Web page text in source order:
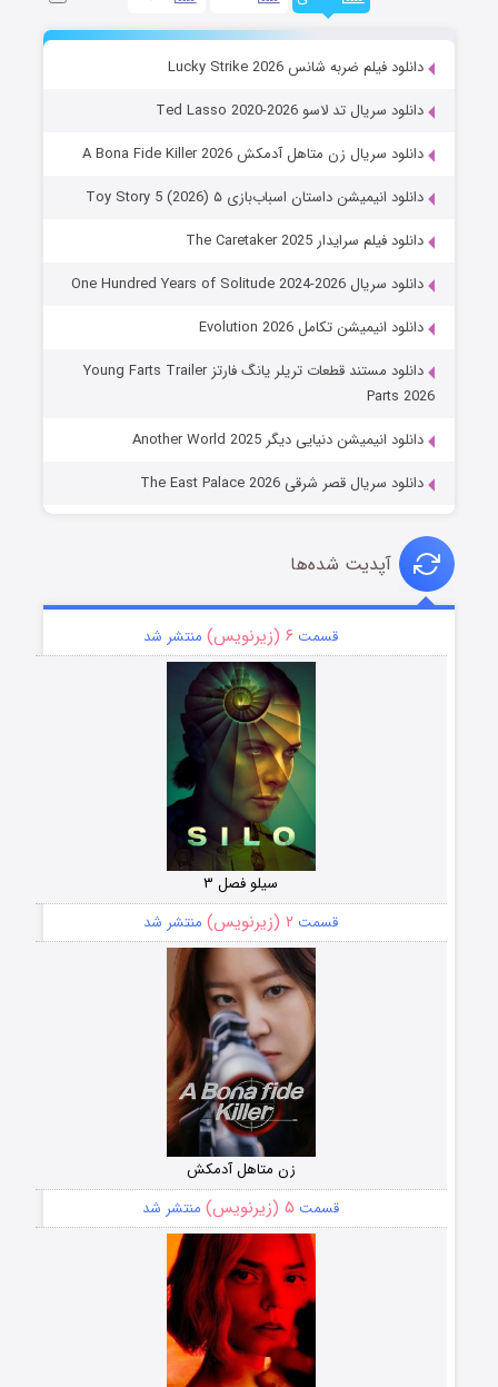
دانلود فیلم ضربه شانس Lucky Strike 2026
دانلود سریال تد لاسو Ted Lasso 2020-2026
دانلود سریال زن متاهل آدمکش A Bona Fide Killer 2026
دانلود انیمیشن داستان اسباب‌بازی ۵ Toy Story 5 (2026)
دانلود فیلم سرایدار The Caretaker 2025
دانلود سریال One Hundred Years of Solitude 2024-2026
دانلود انیمیشن تکامل Evolution 2026
دانلود مستند قطعات تریلر یانگ فارتز Young Farts Trailer
Parts 2026
دانلود انیمیشن دنیایی دیگر Another World 2025
دانلود سریال قصر شرقی The East Palace 2026
آپدیت شده‌ها
قسمت ۶ (زیرنویس) منتشر شد
سیلو فصل ۳
قسمت ۲ (زیرنویس) منتشر شد
زن متاهل آدمکش
قسمت ۵ (زیرنویس) منتشر شد